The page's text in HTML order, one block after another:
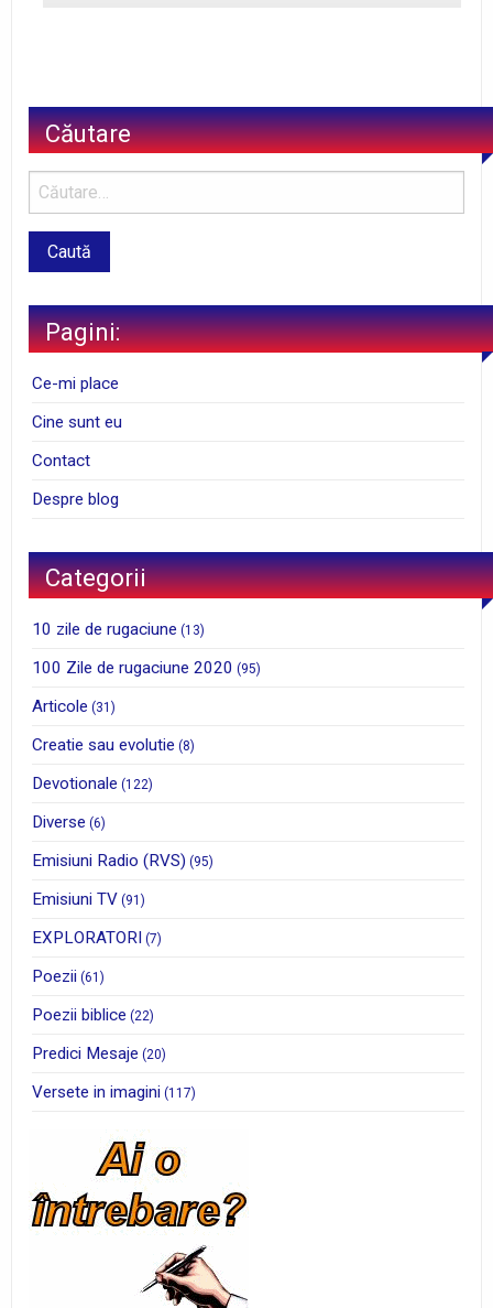
Căutare
Pagini:
Ce-mi place
Cine sunt eu
Contact
Despre blog
Categorii
10 zile de rugaciune (13)
100 Zile de rugaciune 2020 (95)
Articole (31)
Creatie sau evolutie (8)
Devotionale (122)
Diverse (6)
Emisiuni Radio (RVS) (95)
Emisiuni TV (91)
EXPLORATORI (7)
Poezii (61)
Poezii biblice (22)
Predici Mesaje (20)
Versete in imagini (117)